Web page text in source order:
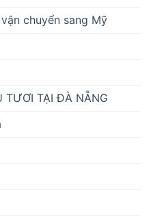
chuyển sang Mỹ
TƯƠI TẠI ĐÀ NẴNG